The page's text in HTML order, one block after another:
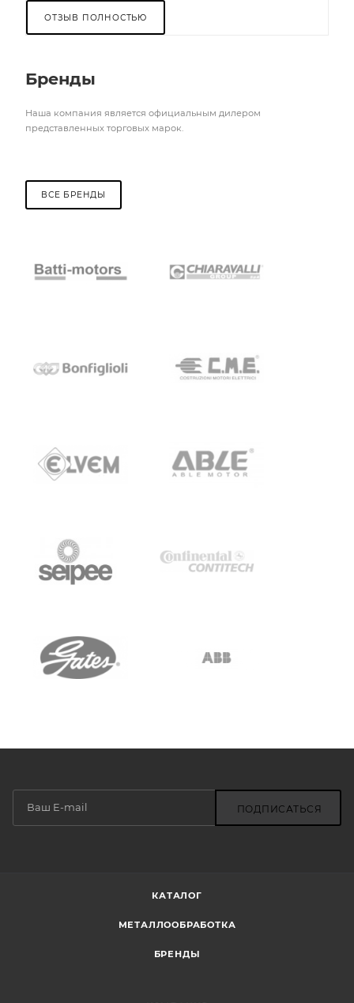
ОТЗЫВ ПОЛНОСТЬЮ
Бренды
Наша компания является официальным дилером
представленных торговых марок.
ВСЕ БРЕНДЫ
ПОДПИСАТЬСЯ
КАТАЛОГ
МЕТАЛЛООБРАБОТКА
БРЕНДЫ